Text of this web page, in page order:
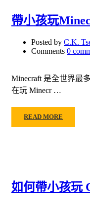
帶小孩玩
Posted by C.K.
Comments 0
Minecraft 是全世界最
在玩 Minecr …
READ MORE
如何帶小孩玩